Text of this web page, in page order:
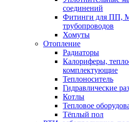
соединений
Фитинги для
трубопроводов
Хомуты
Отопление
Радиаторы
Калориферы,
комплектующие
Теплоноситель
Гидравлические
Котлы
Тепловое
Тёплый пол